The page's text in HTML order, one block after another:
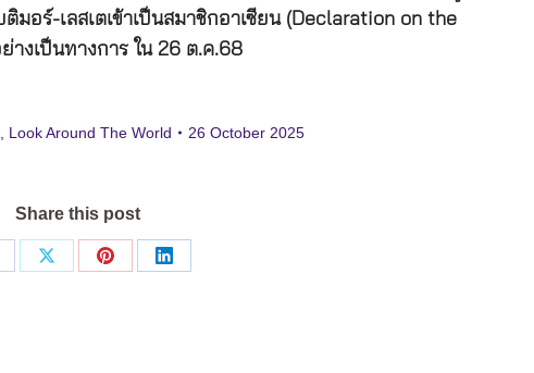
อร์-เลสเตเข้าเป็นสมาชิกอาเซียน (Declaration on the
างเป็นทางการ ใน 26 ต.ค.68
Look Around The World 26 October 2025
Share this post
Share
Share
Share